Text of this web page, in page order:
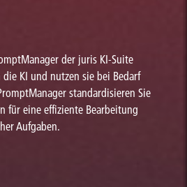
der juris KI-Suite
KI und nutzen sie bei Bedarf
standardisieren Sie
für eine effiziente Bearbeitung
Aufgaben.